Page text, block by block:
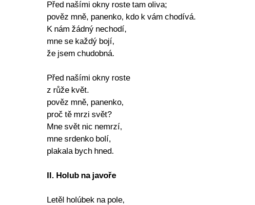
Před našími okny roste tam oliva;
pověz mně, panenko, kdo k vám chodívá.
K nám žádný nechodí,
mne se každý bojí,
že jsem chudobná.
Před našími okny roste
z růže květ.
pověz mně, panenko,
proč tě mrzi svět?
Mne svět nic nemrzí,
mne srdenko bolí,
plakala bych hned.
II. Holub na javoře
Letěl holúbek na pole,